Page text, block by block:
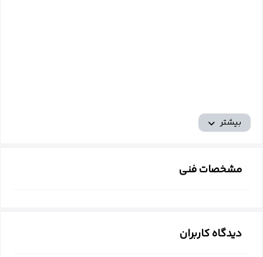
بیشتر
مشخصات فنی
دیدگاه کاربران